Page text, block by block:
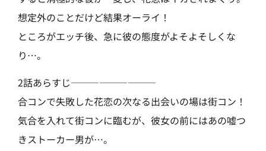
想定外のことだけど結果オーライ！
ところがエッチ後、急に彼の態度がよそよそしくな
り…。
2話あらすじ—————————
合コンで失敗した花恋の次なる出会いの場は街コン！
気合を入れて街コンに臨むが、彼女の前にはあの嘘つ
きストーカー男が…。